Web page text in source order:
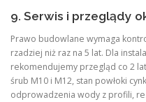
9. Serwis i przeglądy
Prawo budowlane wymaga
rzadziej niż raz na 5 lat. Dla
rekomendujemy przegląd co 2
śrub M10 i M12, stan powłoki
odprowadzenia wody z profili,